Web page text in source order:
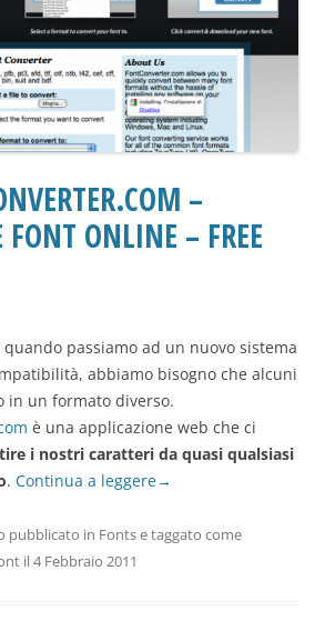
–
FONT ONLINE – FREE
passiamo ad un nuovo sistema
abbiamo bisogno che alcuni
in un formato diverso.
è una applicazione web che ci
i nostri caratteri da quasi qualsiasi
. Continua a leggere→
pubblicato in Fontse taggato come
il4 Febbraio 2011